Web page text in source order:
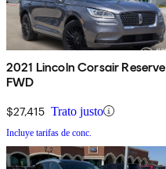
2021 Lincoln Corsair Reserve
FWD
$27,415 Trato justo
Incluye tarifas de conc.